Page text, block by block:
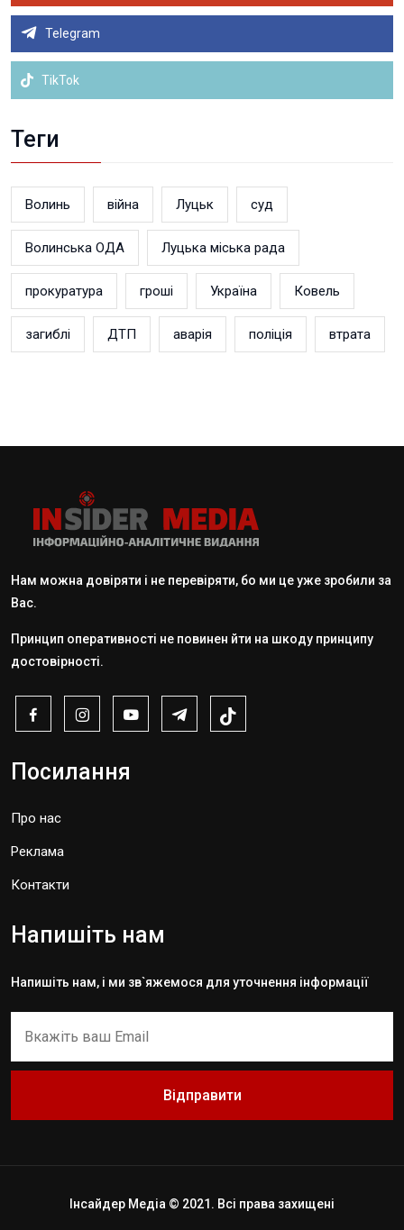
Telegram
TikTok
Теги
Волинь війна Луцьк суд
Волинська ОДА Луцька міська рада
прокуратура гроші Україна Ковель
загиблі ДТП аварія поліція втрата
Нам можна довіряти і не перевіряти, бо ми це уже зробили за
Вас.
Принцип оперативності не повинен йти на шкоду принципу
достовірності.
Посилання
Про нас
Реклама
Контакти
Напишіть нам
Напишіть нам, і ми зв`яжемося для уточнення інформації
Відправити
Інсайдер Медіа © 2021. Всі права захищені